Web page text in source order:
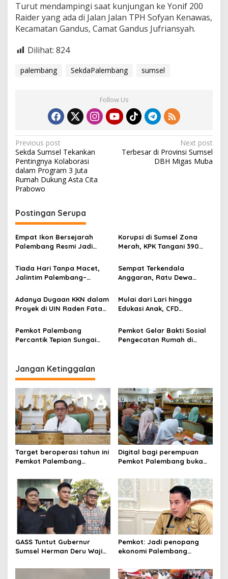
u
s
Turut mendampingi saat kunjungan ke Yonif 200
Raider yang ada di Jalan Jalan TPH Sofyan Kenawas,
Kecamatan Gandus, Camat Gandus Jufriansyah.
Dilihat: 824
palembang SekdaPalembang sumsel
Follow Us
P
o
s
t
a
v
i
a
i
n
Previous post
Sekda Sumsel Tekankan
Pentingnya Kolaborasi
dalam Program 3 Juta
Rumah Dukung Asta Cita
Prabowo
Next post
Terbesar di Provinsi Sumsel
DBH Migas Muba
Postingan Serupa
Empat Ikon Bersejarah
Palembang Resmi Jadi
Korupsi di Sumsel Zona
Merah, KPK Tangani 390
2019 – 2025, KPK Ingatkan
Gubernur Sumsel Herman
Deru Perbaiki Tata Kelola
Tiada Hari Tanpa Macet,
Jalintim Palembang–
Pengendara
Sempat Terkendala
Anggaran, Ratu Dewa
Pertama Jembatan Alang-
Alang Lebar dan Meminta
Warga Rawat Bersama
Adanya Dugaan KKN dalam
Proyek di UIN Raden Fatah
Kabupaten OKU Timur,
Massa LAKI Dan LASKAR
Sumsel Laporkan ke Kejati
Mulai dari Lari hingga
Edukasi Anak, CFD
Aktivitas
Pemkot Palembang
Percantik Tepian Sungai
Pemkot Gelar Bakti Sosial
Pengecatan Rumah di
Jangan Ketinggalan
Target beroperasi tahun ini
Pemkot Palembang
proyek PSEL
Digital bagi perempuan
Pemkot Palembang buka
GASS Tuntut Gubernur
Sumsel Herman Deru Wajib
Pemkot: Jadi penopang
ekonomi Palembang